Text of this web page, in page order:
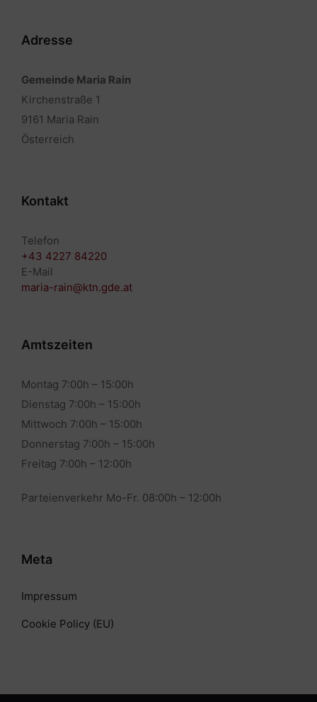
Adresse
Gemeinde Maria Rain
Kirchenstraße 1
9161 Maria Rain
Österreich
Kontakt
Telefon
+43 4227 84220
E-Mail
maria-rain@ktn.gde.at
Amtszeiten
Montag 7:00h – 15:00h
Dienstag 7:00h – 15:00h
Mittwoch 7:00h – 15:00h
Donnerstag 7:00h – 15:00h
Freitag 7:00h – 12:00h
Parteienverkehr Mo-Fr. 08:00h – 12:00h
Meta
Impressum
Cookie Policy (EU)